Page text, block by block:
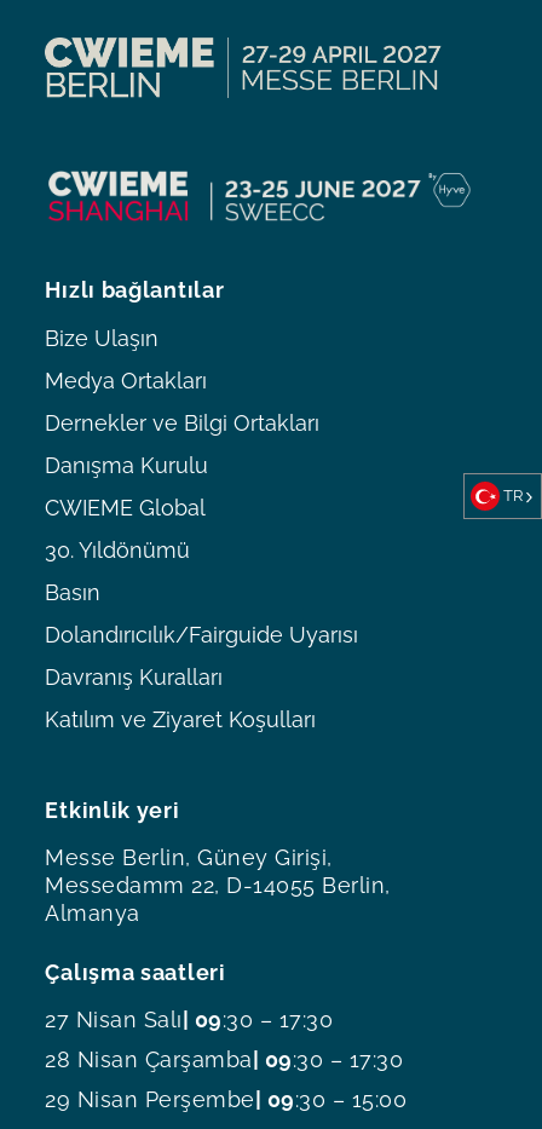
Etkinlik yeri
Messe Berlin, Güney Girişi,
Messedamm 22, D-14055 Berlin,
Almanya
Çalışma saatleri
27 Nisan Salı| 09:30 – 17:30
28 Nisan Çarşamba| 09:30 – 17:30
29 Nisan Perşembe| 09:30 – 15:00
Hızlı bağlantılar
Bize Ulaşın
Medya Ortakları
Dernekler ve Bilgi Ortakları
Danışma Kurulu
CWIEME Global
30. Yıldönümü
Basın
Dolandırıcılık/Fairguide Uyarısı
Davranış Kuralları
Katılım ve Ziyaret Koşulları
TR